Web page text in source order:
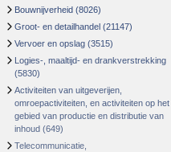
Bouwnijverheid (8026)
Groot- en detailhandel (21147)
Vervoer en opslag (3515)
Logies-, maaltijd- en drankverstrekking
(5830)
Activiteiten van uitgeverijen,
omroepactiviteiten, en activiteiten op het
gebied van productie en distributie van
inhoud (649)
Telecommunicatie,